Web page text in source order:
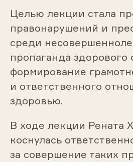
Целью лекции стала
правонарушений и
среди
пропаганда здорового
формирование
и ответственного
здоровью.
В ходе лекции Рената
коснулась
за совершение таких